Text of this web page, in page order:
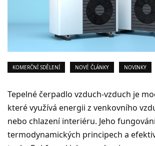
KOMERČNÍ SDĚLENÍ NOVÉ ČLÁNKY NOVINKY
Tepelné čerpadlo vzduch-vzduch je
kterévyužívá energii z venkovního
nebo chlazení interiéru. Jeho
termodynamických principech a